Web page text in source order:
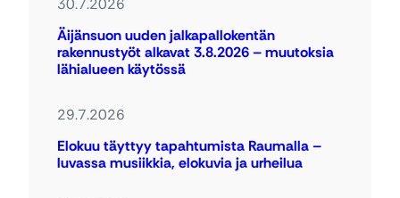
Äijänsuon uuden jalkapallokentän
rakennustyöt alkavat 3.8.2026 – muutoksia
lähialueen käytössä
29.7.2026
Elokuu täyttyy tapahtumista Raumalla –
luvassa musiikkia, elokuvia ja urheilua